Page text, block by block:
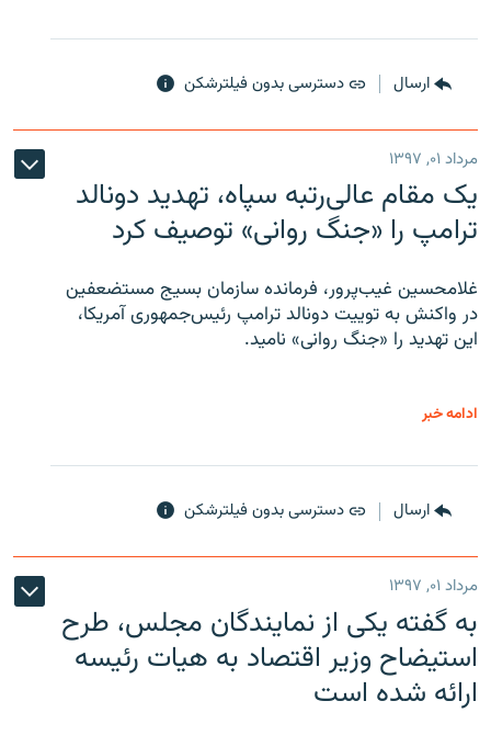
ارسال دسترسی بدون فیلترشکن
مرداد ۰۱, ۱۳۹۷
یک مقام عالی‌رتبه سپاه، تهدید دونالد
ترامپ را «جنگ روانی» توصیف کرد
غلامحسین غیب‌پرور، فرمانده سازمان بسیج مستضعفین
در واکنش به توییت دونالد ترامپ رئیس‌جمهوری آمریکا،
این تهدید را «جنگ روانی» نامید.
ادامه خبر
ارسال دسترسی بدون فیلترشکن
مرداد ۰۱, ۱۳۹۷
به گفته یکی از نمایندگان مجلس، طرح
استیضاح وزیر اقتصاد به هیات رئیسه
ارائه شده است